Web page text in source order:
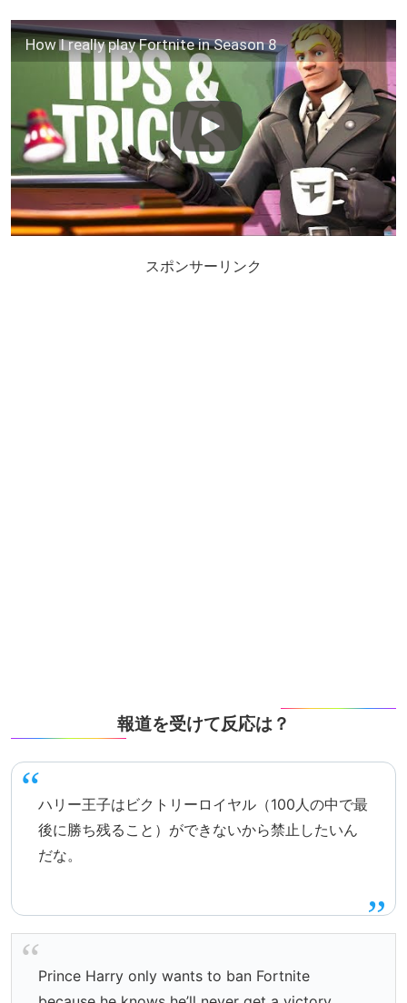
How I really play Fortnite in Season 8
スポンサーリンク
報道を受けて反応は？
ハリー王子はビクトリーロイヤル（100人の中で最
後に勝ち残ること）ができないから禁止したいん
だな。
Prince Harry only wants to ban Fortnite